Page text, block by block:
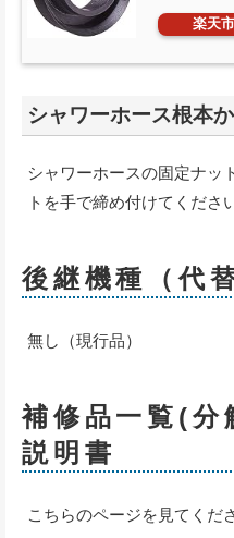
楽天
シャワーホース根本
シャワーホースの固定ナッ
トを手で締め付けてくださ
後継機種（代
無し（現行品）
補修品一覧(分
説明書
こちらのページを見てくだ